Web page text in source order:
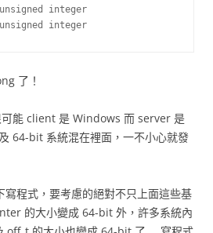
integer
了！
可能 client 是 Windows 而 server 是
64-bit 系統混在裡面，一不小心就發
程式，要考慮的絕對不只上面這些基
的大小變成 64-bit 外，許多系統內